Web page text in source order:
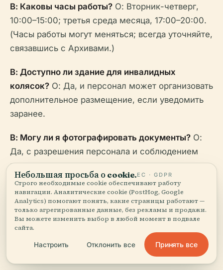
В: Каковы часы работы? О: Вторник-четверг,
10:00–15:00; третья среда месяца, 17:00–20:00.
(Часы работы могут меняться; всегда уточняйте,
связавшись с Архивами.)
В: Доступно ли здание для инвалидных
колясок? О: Да, и персонал может организовать
дополнительное размещение, если уведомить
заранее.
В: Могу ли я фотографировать документы? О:
Да, с разрешения персонала и соблюдением
правил сохранения.
В: Доступны ли экскурсии?О: Да,
периодически предлагаются экскурсии и
семинары. Свяжитесь с Архивами, чтобы узнать
о текущих предложениях.
Небольшая просьба о cookie.ЕС · GDPR
Строго необходимые cookie обеспечивают работу
навигации. Аналитические cookie (PostHog, Google
Analytics) помогают понять, какие страницы работают —
только агрегированные данные, без рекламы и продажи.
Вы можете изменить выбор в любой момент в подвале
сайта.
Настроить Отклонить все Принять все